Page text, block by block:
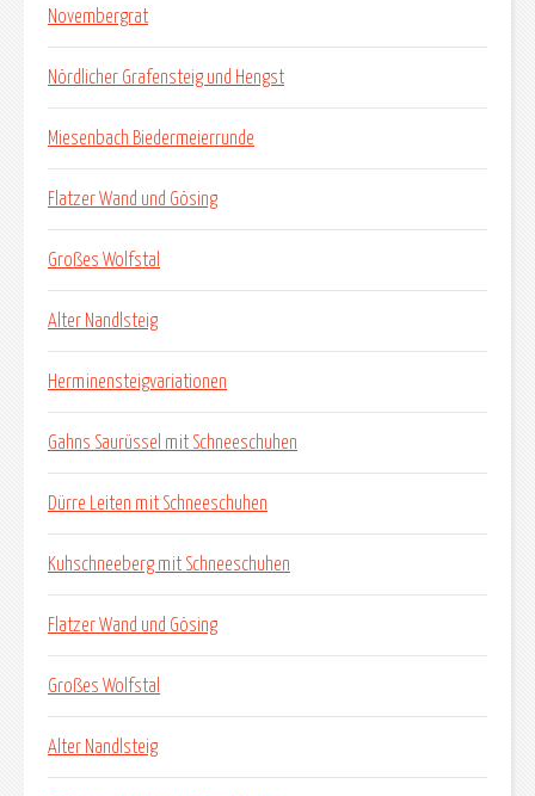
Novembergrat
Nördlicher Grafensteig und Hengst
Miesenbach Biedermeierrunde
Flatzer Wand und Gösing
Großes Wolfstal
Alter Nandlsteig
Herminensteigvariationen
Gahns Saurüssel mit Schneeschuhen
Dürre Leiten mit Schneeschuhen
Kuhschneeberg mit Schneeschuhen
Flatzer Wand und Gösing
Großes Wolfstal
Alter Nandlsteig